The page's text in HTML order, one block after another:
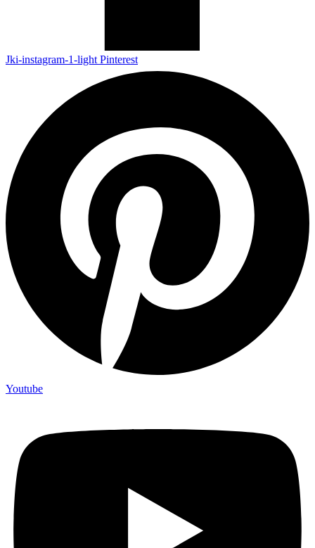
Jki-instagram-1-light Pinterest
Youtube